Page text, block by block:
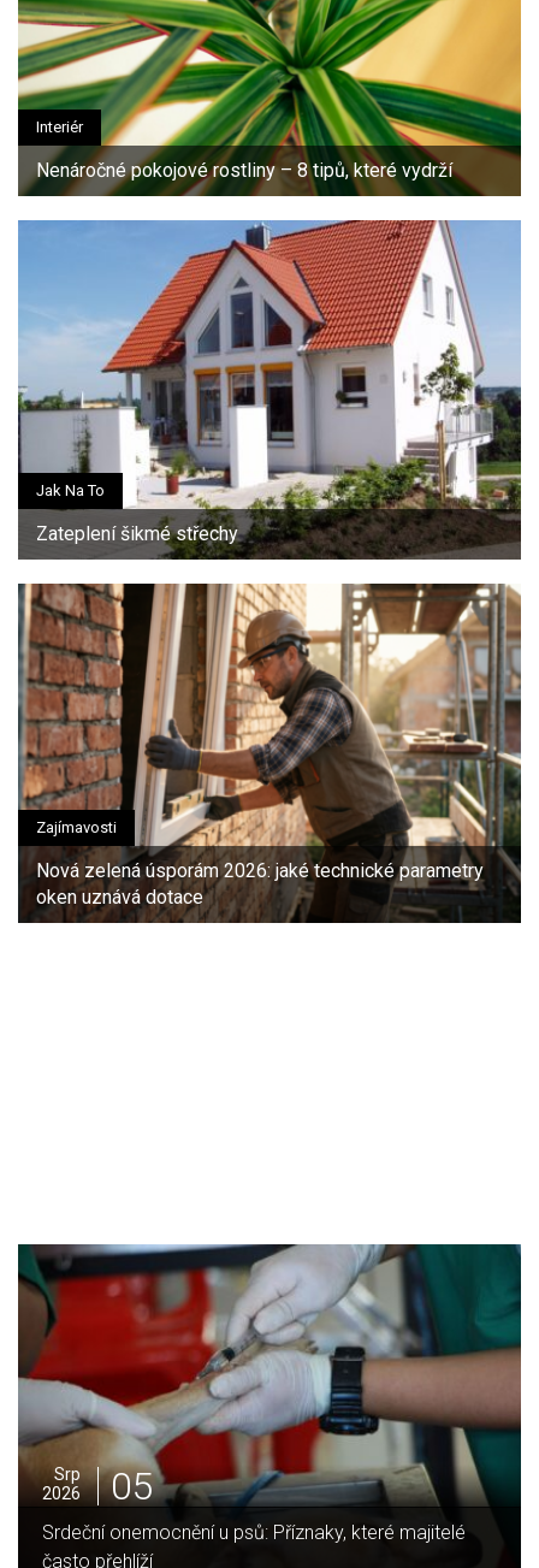
Interiér
Nenáročné pokojové rostliny – 8 tipů, které vydrží
Jak Na To
Zateplení šikmé střechy
Zajímavosti
Nová zelená úsporám 2026: jaké technické parametry
oken uznává dotace
Srp
2026
05
Jak vybrat ideální krbovou vložku? Průvodce pro Váš
domov